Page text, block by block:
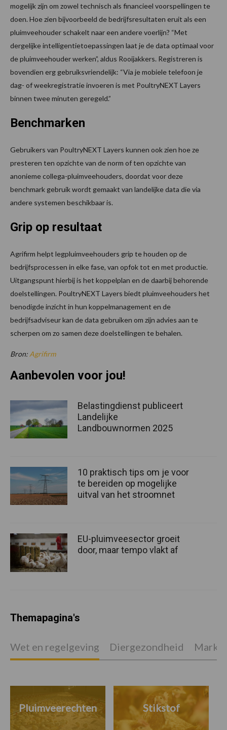
mogelijk zijn om zowel technisch als financieel voorspellingen te
doen. Hoe zien bijvoorbeeld de bedrijfsresultaten eruit als een
pluimveehouder schakelt naar een andere voerlijn? “Met
dergelijke intelligentietoepassingen laat je de data optimaal voor
de pluimveehouder werken”, aldus Rooijakkers. Registreren is
bovendien erg gebruiksvriendelijk: “Via je mobiele telefoon je
dag- of weekregistratie invoeren is met PoultryNEXT Layers
binnen twee minuten geregeld.”
Benchmarken
Gebruikers van PoultryNEXT Layers kunnen ook zien hoe ze
presteren ten opzichte van de norm of ten opzichte van
anonieme collega-pluimveehouders, doordat voor deze
benchmark gebruik wordt gemaakt van landelijke data die via
andere systemen beschikbaar is.
Grip op resultaat
Agrifirm helpt legpluimveehouders grip te houden op de
bedrijfsprocessen in elke fase, van opfok tot en met productie.
Uitgangspunt hierbij is het koppelplan en de daarbij behorende
doelstellingen. PoultryNEXT Layers biedt pluimveehouders het
benodigde inzicht in hun koppelmanagement en de
bedrijfsadviseur kan de data gebruiken om zijn advies aan te
scherpen om zo samen deze doelstellingen te behalen.
Bron: Agrifirm
Aanbevolen voor jou!
Belastingdienst publiceert
Landelijke
Landbouwnormen 2025
10 praktisch tips om je voor
te bereiden op mogelijke
uitval van het stroomnet
EU-pluimveesector groeit
door, maar tempo vlakt af
Themapagina's
Wet en regelgeving Diergezondheid
Pluimveerechten Stikstof